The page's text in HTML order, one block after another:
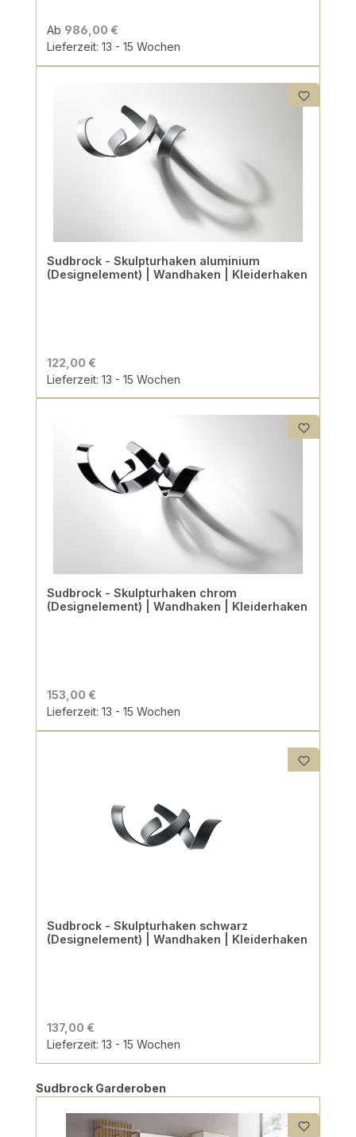
Ab 986,00 €
Lieferzeit: 13 - 15 Wochen
Sudbrock - Skulpturhaken aluminium
(Designelement) | Wandhaken | Kleiderhaken
122,00 €
Lieferzeit: 13 - 15 Wochen
Sudbrock - Skulpturhaken chrom
(Designelement) | Wandhaken | Kleiderhaken
153,00 €
Lieferzeit: 13 - 15 Wochen
Sudbrock - Skulpturhaken schwarz
(Designelement) | Wandhaken | Kleiderhaken
137,00 €
Lieferzeit: 13 - 15 Wochen
Produktgalerie überspringen
Sudbrock Garderoben